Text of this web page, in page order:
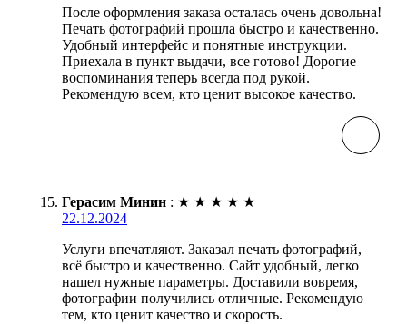
После оформления заказа осталась очень довольна!
Печать фотографий прошла быстро и качественно.
Удобный интерфейс и понятные инструкции.
Приехала в пункт выдачи, все готово! Дорогие
воспоминания теперь всегда под рукой.
Рекомендую всем, кто ценит высокое качество.
Герасим Минин : ★ ★ ★ ★ ★
22.12.2024
Услуги впечатляют. Заказал печать фотографий,
всё быстро и качественно. Сайт удобный, легко
нашел нужные параметры. Доставили вовремя,
фотографии получились отличные. Рекомендую
тем, кто ценит качество и скорость.